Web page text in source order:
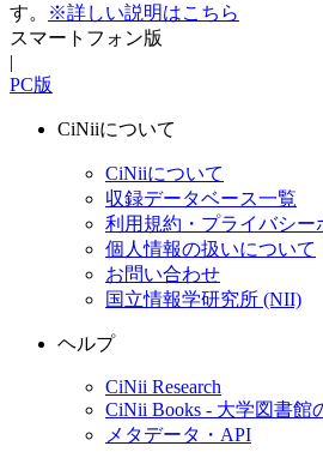
す。
※詳しい説明はこちら
スマートフォン版
|
PC版
CiNiiについて
CiNiiについて
収録データベース一覧
利用規約・プライバシー
個人情報の扱いについて
お問い合わせ
国立情報学研究所 (NII)
ヘルプ
CiNii Research
CiNii Books - 大学図書館
メタデータ・API